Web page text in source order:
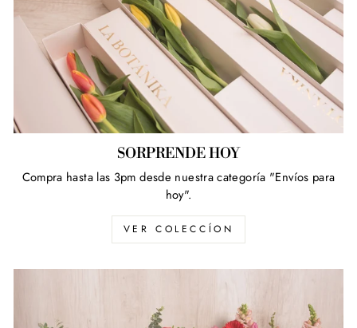
SORPRENDE HOY
Compra hasta las 3pm desde nuestra categoría "Envíos para
hoy".
VER COLECCÍON